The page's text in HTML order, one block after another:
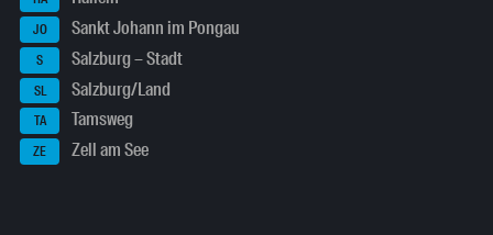
JO Sankt Johann im Pongau
S Salzburg – Stadt
SL Salzburg/Land
TA Tamsweg
ZE Zell am See